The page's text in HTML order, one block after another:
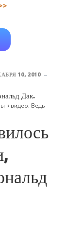
10, 2010
Дак.
к видео. Ведь